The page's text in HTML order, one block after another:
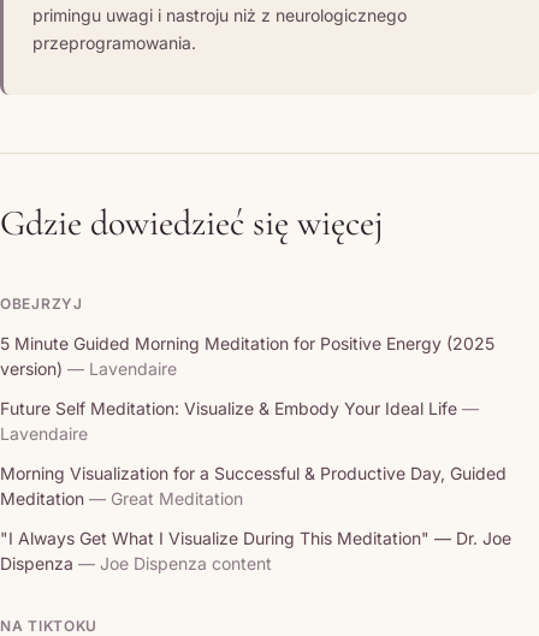
primingu uwagi i nastroju niż z neurologicznego
przeprogramowania.
Gdzie dowiedzieć się więcej
OBEJRZYJ
5 Minute Guided Morning Meditation for Positive Energy (2025
version) — Lavendaire
Future Self Meditation: Visualize & Embody Your Ideal Life —
Lavendaire
Morning Visualization for a Successful & Productive Day, Guided
Meditation — Great Meditation
"I Always Get What I Visualize During This Meditation" — Dr. Joe
Dispenza — Joe Dispenza content
NA TIKTOKU